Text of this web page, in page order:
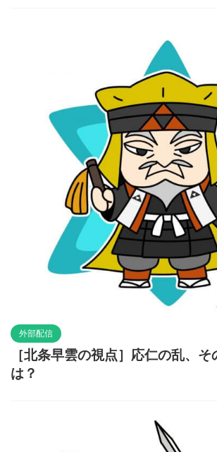
外部配信
［北条早雲の視点］応仁の乱、
は？